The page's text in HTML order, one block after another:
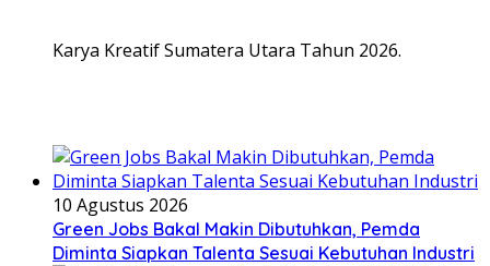
Karya Kreatif Sumatera Utara Tahun 2026.
10 Agustus 2026
Green Jobs Bakal Makin Dibutuhkan, Pemda
Diminta Siapkan Talenta Sesuai Kebutuhan Industri